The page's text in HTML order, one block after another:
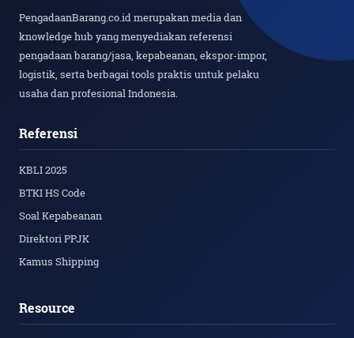
PengadaanBarang.co.id merupakan media dan
knowledge hub yang menyediakan referensi
pengadaan barang/jasa, kepabeanan, ekspor-impor,
logistik, serta berbagai tools praktis untuk pelaku
usaha dan profesional Indonesia.
Referensi
KBLI 2025
BTKI HS Code
Soal Kepabeanan
Direktori PPJK
Kamus Shipping
Resource